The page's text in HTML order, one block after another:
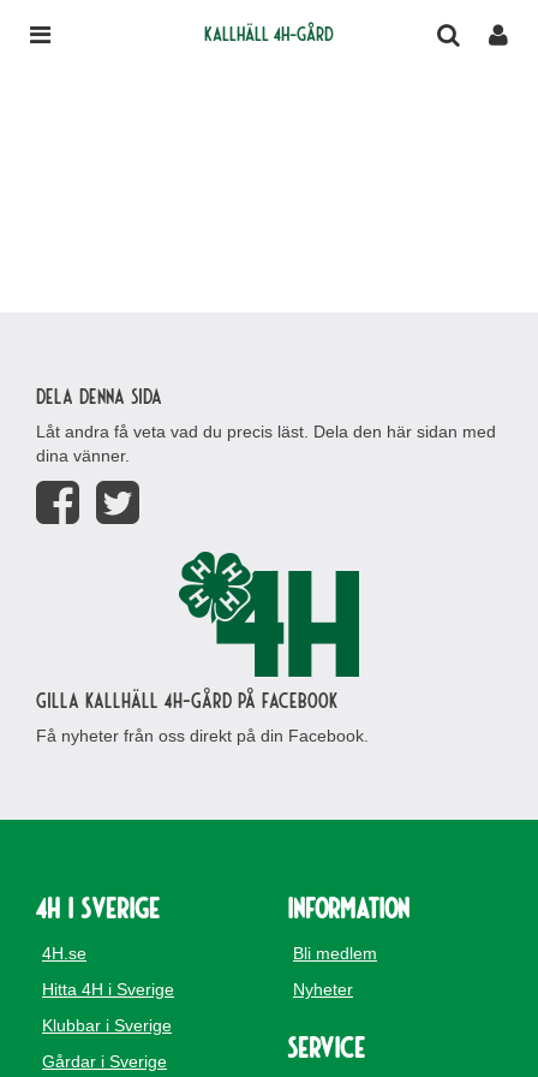
Kallhäll 4H-gård
Dela denna sida
Låt andra få veta vad du precis läst. Dela den här sidan med
dina vänner.
Gilla Kallhäll 4H-gård på Facebook
Få nyheter från oss direkt på din Facebook.
4H i Sverige
4H.se
Hitta 4H i Sverige
Klubbar i Sverige
Gårdar i Sverige
Information
Bli medlem
Nyheter
Service